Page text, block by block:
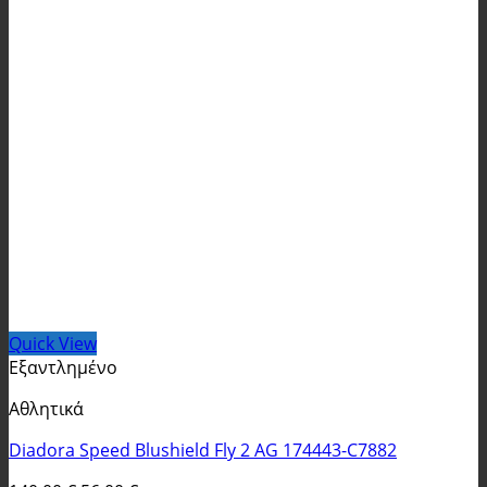
Quick View
Εξαντλημένο
Αθλητικά
Diadora Speed Blushield Fly 2 AG 174443-C7882